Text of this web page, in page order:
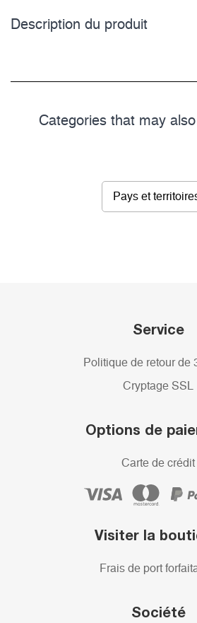
Description du­ produit
Categories that may
Pays et
Service
Politique de retour de
Cryptage SSL
Options de
Carte de crédit
Visiter la
Frais de port
Société